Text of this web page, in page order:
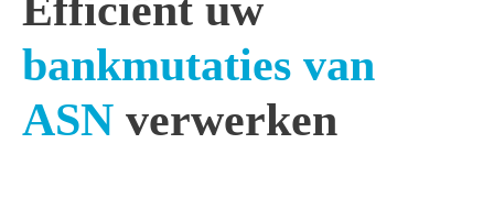
bankmutaties van
ASN verwerken